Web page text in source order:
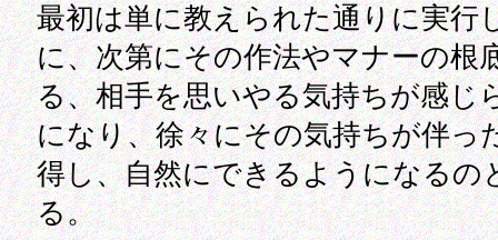
最初は単に教えられた通りに実行
に、次第にその作法やマナーの根
る、相手を思いやる気持ちが感じ
になり、徐々にその気持ちが伴っ
得し、自然にできるようになるの
る。